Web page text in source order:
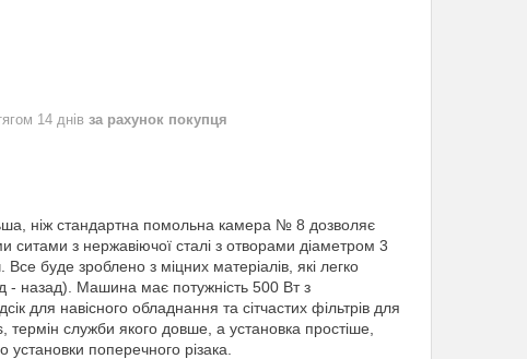
14 днів за рахунок покупця
ніж стандартна помольна камера № 8 дозволяє
з нержавіючої сталі з отворами діаметром 3
буде зроблено з міцних матеріалів, які легко
- назад). Машина має потужність 500 Вт з
для навісного обладнання та сітчастих фільтрів для
служби якого довше, а установка простіше,
поперечного різака.